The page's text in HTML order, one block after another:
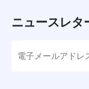
ニュースレタ